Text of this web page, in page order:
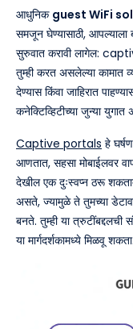
आधुनिक guest WiFi
समजून घेण्यासाठी, आपल्याला
सुरुवात करावी लागेल:
तुम्ही करत असलेल्या कामात
देण्यास किंवा जाहिरात
कनेक्टिव्हिटीच्या जुन्या
Captive portals हे
आणतात, सहसा मोबाईलवर
देखील एक दुःस्वप्न ठरू
असते, ज्यामुळे ते तुमच्या
बनते. तुम्ही या त्रुटींबद्दलची
या मार्गदर्शकामध्ये मिळवू शकता.